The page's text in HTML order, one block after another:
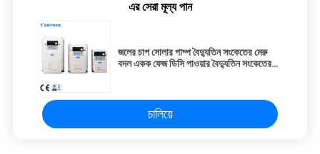
এর সেরা মূল্য পান
জলের চাপ সোলার পাম্প বৈদ্যুতিন সংকেতের মেরু
বদল একক ফেজ ডিসি পাওয়ার বৈদ্যুতিন সংকেতের
চালিয়ে